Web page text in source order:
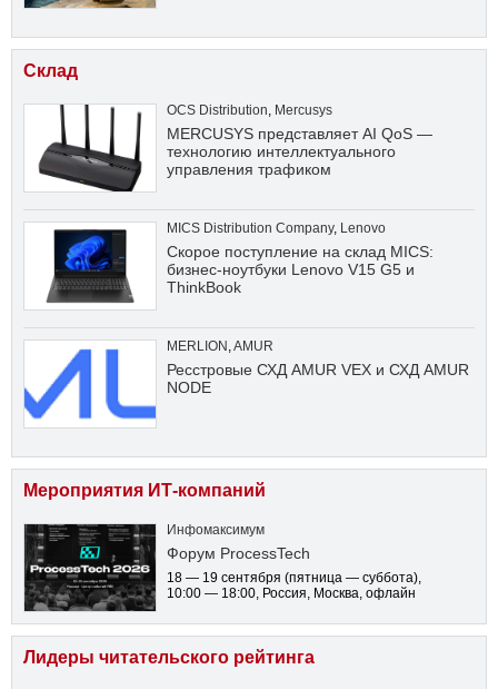
Склад
OCS Distribution Mercusys
MERCUSYS представляет AI QoS —
технологию интеллектуального
управления трафиком
MICS Distribution Company, Lenovo
Скорое поступление на склад MICS:
бизнес-ноутбуки Lenovo V15 G5 и
ThinkBook
MERLION AMUR
Ресстровые СХД AMUR VEX и СХД AMUR
NODE
Мероприятия ИТ-компаний
Инфомаксимум
Форум ProcessTech
18 — 19 сентября (пятница — суббота),
10:00 — 18:00, Россия, Москва, офлайн
Лидеры читательского рейтинга